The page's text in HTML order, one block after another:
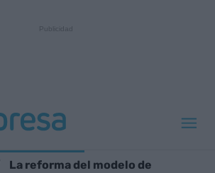
La reforma del modelo de